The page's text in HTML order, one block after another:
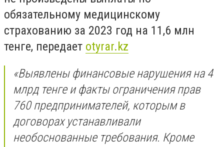
обязательному медицинскому
страхованию за 2023 год на 11,6 млн
тенге, передает otyrar.kz
​«Выявлены финансовые нарушения на 4
млрд тенге и факты ограничения прав
760 предпринимателей, которым в
договорах устанавливали
необоснованные требования. Кроме